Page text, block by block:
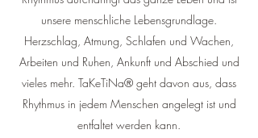
unsere menschliche Lebensgrundlage.
Herzschlag, Atmung, Schlafen und Wachen,
Arbeiten und Ruhen, Ankunft und Abschied und
vieles mehr. TaKeTiNa® geht davon aus, dass
Rhythmus in jedem Menschen angelegt ist und
entfaltet werden kann.